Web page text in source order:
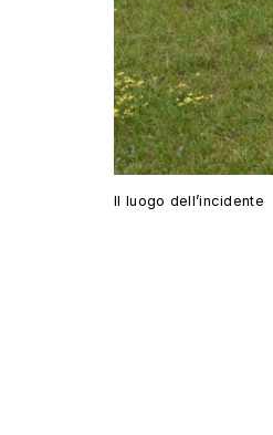
Il luogo dell’incidente